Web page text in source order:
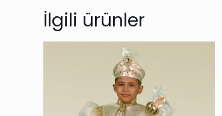
İlgili ürünler